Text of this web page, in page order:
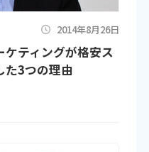
2014年8月26日
ティングが格安ス
た3つの理由